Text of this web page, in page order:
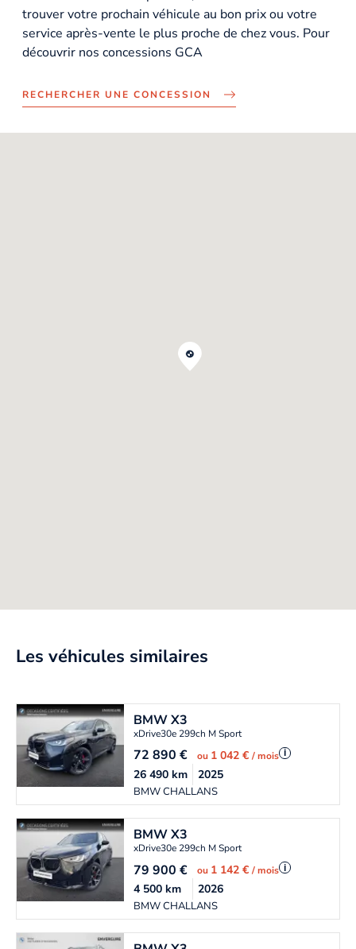
trouver votre prochain véhicule au bon prix ou votre
service après-vente le plus proche de chez vous. Pour
découvrir nos concessions GCA
RECHERCHER UNE CONCESSION
Les véhicules similaires
BMWX3
xDrive30e 299ch M Sport
72 890€ ou 1 042 €/ mois i
BMW CHALLANS
26 490km 2025
BMWX3
xDrive30e 299ch M Sport
79 900€ ou 1 142 €/ mois i
BMW CHALLANS
4 500km 2026